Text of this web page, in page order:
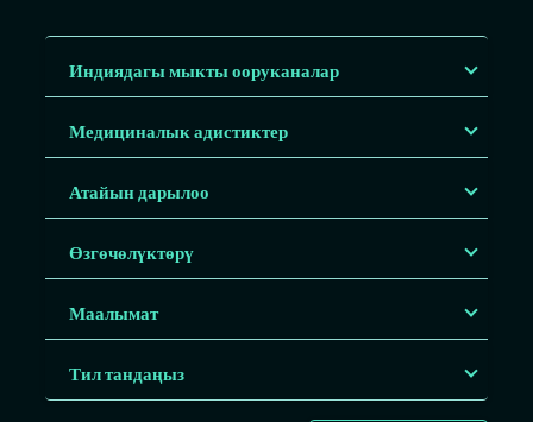
Индиядагы мыкты ооруканалар
Медициналык адистиктер
Атайын дарылоо
Өзгөчөлүктөрү
Маалымат
Тил тандаңыз